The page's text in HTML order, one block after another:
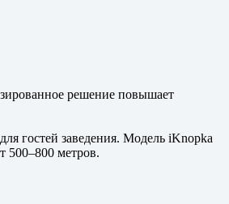
решение повышает
гостей заведения. Модель iKnopka
500–800 метров.